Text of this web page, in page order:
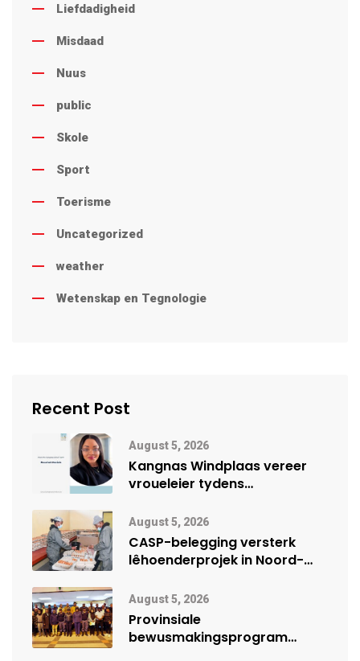
Liefdadigheid
Misdaad
Nuus
public
Skole
Sport
Toerisme
Uncategorized
weather
Wetenskap en Tegnologie
Recent Post
August 5, 2026
Kangnas Windplaas vereer
vroueleier tydens
August 5, 2026
CASP-belegging versterk
lêhoenderprojek in Noord-
August 5, 2026
Provinsiale
bewusmakingsprogram